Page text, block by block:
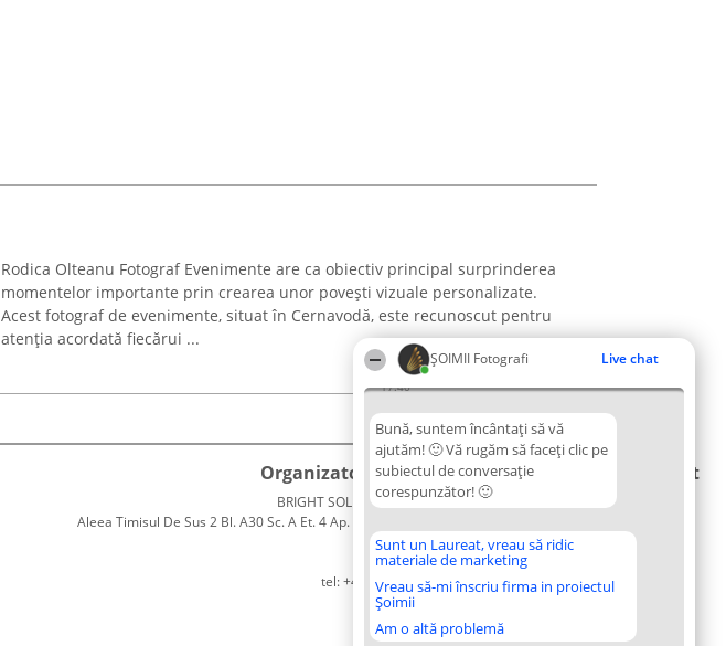
ȘOIMII Fotografi Live chat
17:40
Bună, suntem încântați să vă
ajutăm! 🙂 Vă rugăm să faceți clic pe
subiectul de conversație
corespunzător! 🙂
Sunt un Laureat, vreau să ridic
materiale de marketing
Vreau să-mi înscriu firma in proiectul
Șoimii
Am o altă problemă
Rodica Olteanu Fotograf Evenimente are ca obiectiv principal surprinderea
momentelor importante prin crearea unor povești vizuale personalizate.
Acest fotograf de evenimente, situat în Cernavodă, este recunoscut pentru
atenția acordată fiecărui ...
Organizator Ranking
BRIGHT SOLUTIONS BR SRL
Aleea Timisul De Sus 2 Bl. A30 Sc. A Et. 4 Ap. 13 Cod 061952
București
CUI 36737675
tel: +40 770 990 492
Plebiscyt
Tuturor
Laureaților
Reguli
confidențialitate
Contact